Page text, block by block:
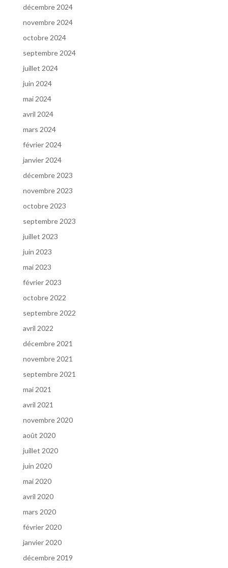
décembre 2024
novembre 2024
octobre 2024
septembre 2024
juillet 2024
juin 2024
mai 2024
avril 2024
mars 2024
février 2024
janvier 2024
décembre 2023
novembre 2023
octobre 2023
septembre 2023
juillet 2023
juin 2023
mai 2023
février 2023
octobre 2022
septembre 2022
avril 2022
décembre 2021
novembre 2021
septembre 2021
mai 2021
avril 2021
novembre 2020
août 2020
juillet 2020
juin 2020
mai 2020
avril 2020
mars 2020
février 2020
janvier 2020
décembre 2019